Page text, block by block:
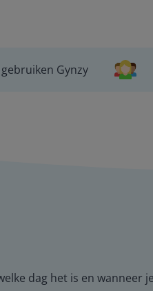
Gynzy
dag het is en wanneer